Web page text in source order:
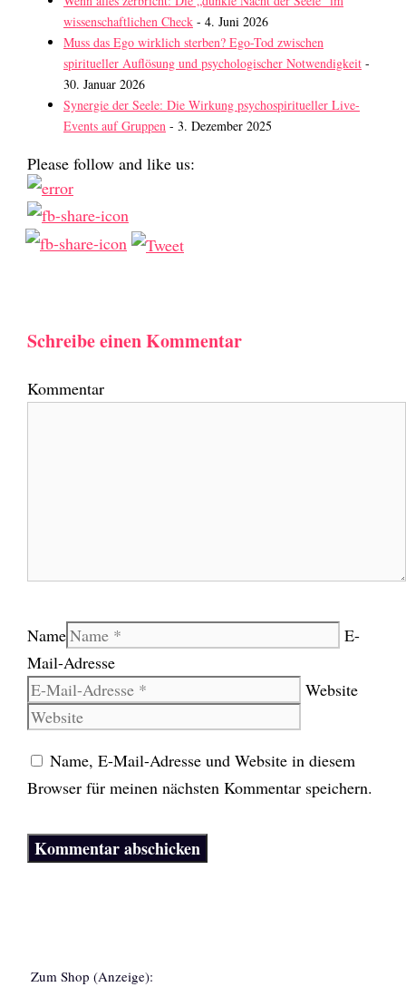
wissenschaftlichen Check - 4. Juni 2026
Muss das Ego wirklich sterben? Ego-Tod zwischen
spiritueller Auflösung und psychologischer Notwendigkeit -
30. Januar 2026
Synergie der Seele: Die Wirkung psychospiritueller Live-
Events auf Gruppen - 3. Dezember 2025
Please follow and like us:
Schreibe einen Kommentar
Kommentar
Name
E-
Mail-Adresse
Website
Name, E-Mail-Adresse und Website in diesem
Browser für meinen nächsten Kommentar speichern.
Zum Shop (Anzeige):